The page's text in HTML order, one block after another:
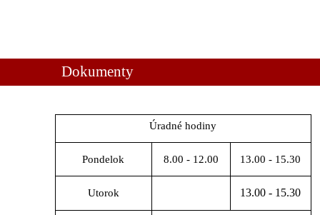
Dokumenty
Úradné hodiny
Pondelok 8.00 - 12.00 13.00 - 15.30
Utorok 13.00 - 15.30